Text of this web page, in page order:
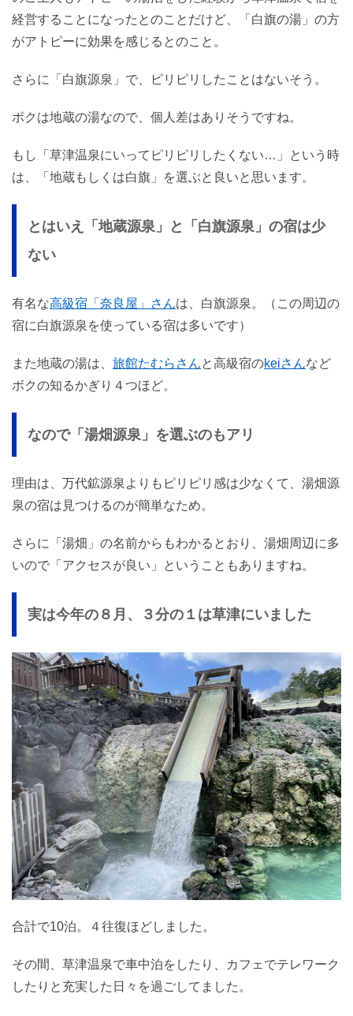
経営することになったとのことだけど、「白旗の湯」の方
がアトピーに効果を感じるとのこと。
さらに「白旗源泉」で、ピリピリしたことはないそう。
ボクは地蔵の湯なので、個人差はありそうですね。
もし「草津温泉にいってピリピリしたくない…」という時
は、「地蔵もしくは白旗」を選ぶと良いと思います。
とはいえ「地蔵源泉」と「白旗源泉」の宿は少
ない
有名な高級宿「奈良屋」さんは、白旗源泉。（この周辺の
宿に白旗源泉を使っている宿は多いです）
また地蔵の湯は、 旅館たむらさんと高級宿のkeiさんなど
ボクの知るかぎり４つほど。
なので「湯畑源泉」を選ぶのもアリ
理由は、万代鉱源泉よりもピリピリ感は少なくて、湯畑源
泉の宿は見つけるのが簡単なため。
さらに「湯畑」の名前からもわかるとおり、湯畑周辺に多
いので「アクセスが良い」ということもありますね。
実は今年の８月、３分の１は草津にいました
合計で10泊。４往復ほどしました。
その間、草津温泉で車中泊をしたり、カフェでテレワーク
したりと充実した日々を過ごしてました。